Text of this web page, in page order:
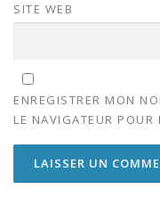
SITE WEB
ENREGISTRER MON
LE NAVIGATEUR